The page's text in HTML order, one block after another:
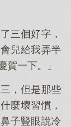
三個好字，
兒給我弄半
賀一下。」
，但是那些
麼壞習慣，
子豎眼說冷